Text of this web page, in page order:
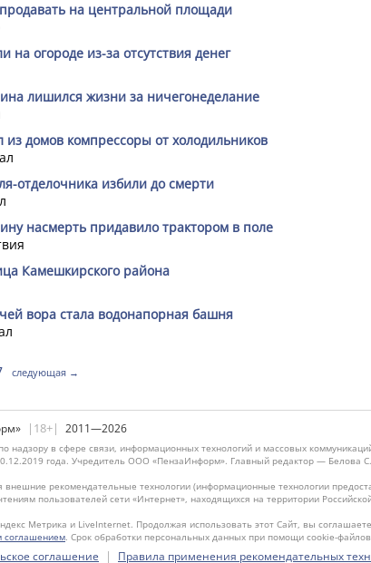
на центральной площади
огороде из-за отсутствия денег
лишился жизни за ничегонеделание
домов компрессоры от холодильников
отделочника избили до смерти
насмерть придавило трактором в поле
Камешкирского района
вора стала водонапорная башня
следующая →
|18+| 2011—2026
надзору в сфере связи, информационных технологий и массовых
года. Учредитель ООО «ПензаИнформ». Главный редактор — Белова
рекомендательные технологии (информационные технологии
пользователей сети «Интернет», находящихся на территории
Метрика и LiveInternet. Продолжая использовать этот Сайт, вы
соглашением. Срок обработки персональных данных при помощи cookie-
соглашение | Правила применения рекомендательных